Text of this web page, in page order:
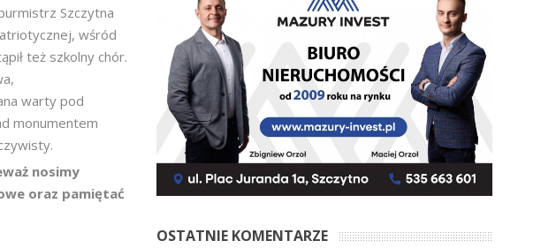
Szczytna
wśród
też szkolny chór.
warty pod
monumentem
nosimy
oraz pamiętać
OSTATNIE KOMENTARZE